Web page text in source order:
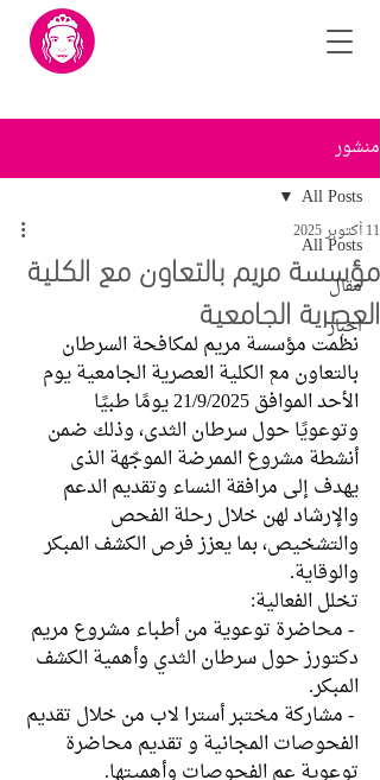
منشور
All Posts
مقال
اخبار
All Posts
مؤسسة مريم بالتعاون مع الكلية
العصرية الجامعية
11 أكتوبر 2025
نظمت مؤسسة مريم لمكافحة السرطان
بالتعاون مع الكلية العصرية الجامعية يوم
الأحد الموافق 21/9/2025 يومًا طبيًا
وتوعويًا حول سرطان الثدي، وذلك ضمن
أنشطة مشروع الممرضة الموجّهة الذي
يهدف إلى مرافقة النساء وتقديم الدعم
والإرشاد لهن خلال رحلة الفحص
والتشخيص، بما يعزز فرص الكشف المبكر
والوقاية.
تخلل الفعالية:
- محاضرة توعوية من أطباء مشروع مريم
دكتورز حول سرطان الثدي وأهمية الكشف
المبكر.
- مشاركة مختبر أسترا لاب من خلال تقديم
الفحوصات المجانية و تقديم محاضرة
توعوية عم الفحوصات وأهميتها.